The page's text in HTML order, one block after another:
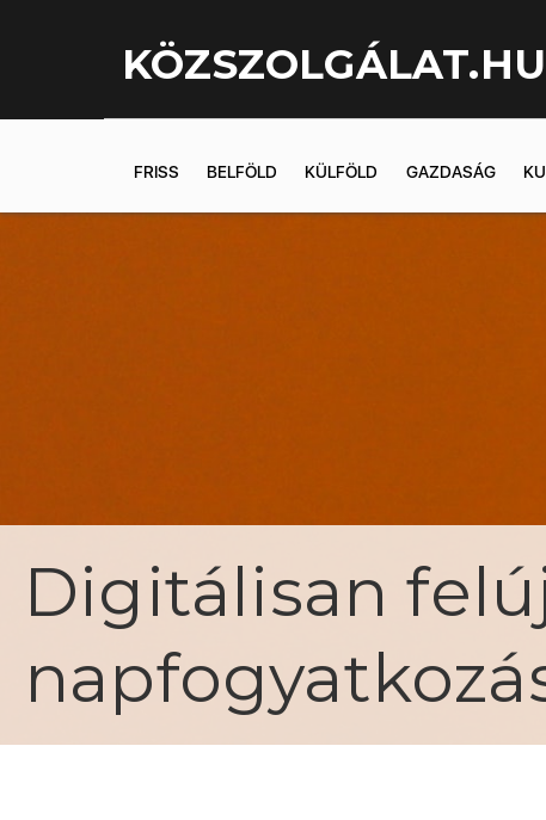
KÖZSZOLGÁLAT.HU
FRISS BELFÖLD KÜLFÖLD GAZDASÁG
Digitálisan